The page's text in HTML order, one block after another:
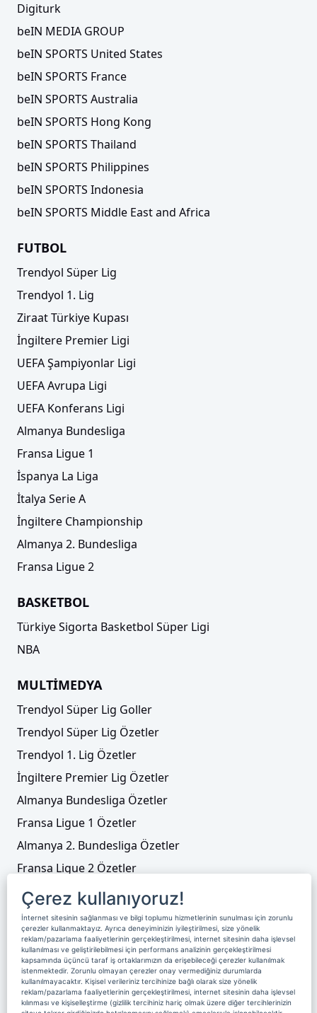
Digiturk
beIN MEDIA GROUP
beIN SPORTS United States
beIN SPORTS France
beIN SPORTS Australia
beIN SPORTS Hong Kong
beIN SPORTS Thailand
beIN SPORTS Philippines
beIN SPORTS Indonesia
beIN SPORTS Middle East and Africa
FUTBOL
Trendyol Süper Lig
Trendyol 1. Lig
Ziraat Türkiye Kupası
İngiltere Premier Ligi
UEFA Şampiyonlar Ligi
UEFA Avrupa Ligi
UEFA Konferans Ligi
Almanya Bundesliga
Fransa Ligue 1
İspanya La Liga
İtalya Serie A
İngiltere Championship
Almanya 2. Bundesliga
Fransa Ligue 2
BASKETBOL
Türkiye Sigorta Basketbol Süper Ligi
NBA
MULTİMEDYA
Trendyol Süper Lig Goller
Trendyol Süper Lig Özetler
Trendyol 1. Lig Özetler
İngiltere Premier Lig Özetler
Almanya Bundesliga Özetler
Fransa Ligue 1 Özetler
Almanya 2. Bundesliga Özetler
Fransa Ligue 2 Özetler
Tenis
Video Liste
Foto Galeriler
Üyelik Yayın Akışı Reklam
Site Sözleşmesi
Künye ve İletişim
Çerez Politikası
Çerez kullanıyoruz!
İnternet sitesinin sağlanması ve bilgi toplumu hizmetlerinin sunulması için zorunlu
çerezler kullanmaktayız. Ayrıca deneyiminizin iyileştirilmesi, size yönelik
reklam/pazarlama faaliyetlerinin gerçekleştirilmesi, internet sitesinin daha işlevsel
kullanılması ve geliştirilebilmesi için performans analizinin gerçekleştirilmesi
kapsamında üçüncü taraf iş ortaklarımızın da erişebileceği çerezler kullanılmak
istenmektedir. Zorunlu olmayan çerezler onay vermediğiniz durumlarda
kullanılmayacaktır. Kişisel verileriniz tercihinize bağlı olarak size yönelik
reklam/pazarlama faaliyetlerinin gerçekleştirilmesi, internet sitesinin daha işlevsel
kılınması ve kişiselleştirme (gizlilik tercihiniz hariç olmak üzere diğer tercihlerinizin